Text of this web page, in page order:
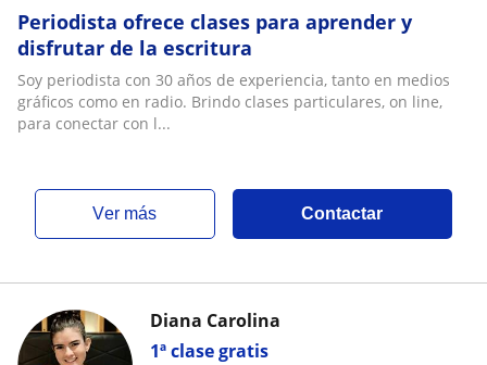
Periodista ofrece clases para aprender y
disfrutar de la escritura
Soy periodista con 30 años de experiencia, tanto en medios
gráficos como en radio. Brindo clases particulares, on line,
para conectar con l...
ver más Contactar
1ª clase gratis
Diana Carolina